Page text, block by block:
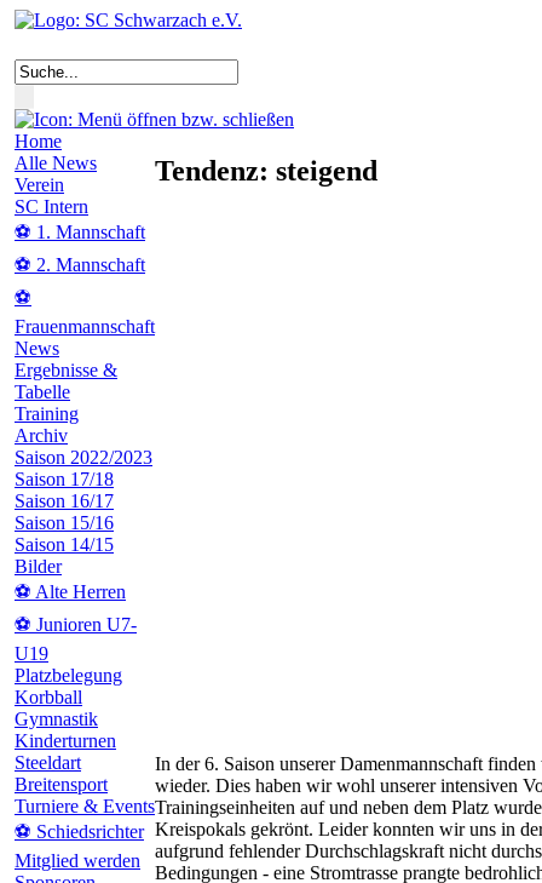
Home
Alle News
Verein
SC Intern
⚽ 1. Mannschaft
⚽ 2. Mannschaft
⚽
Frauenmannschaft
News
Ergebnisse &
Tabelle
Training
Archiv
Saison 2022/2023
Saison 17/18
Saison 16/17
Saison 15/16
Saison 14/15
Bilder
⚽ Alte Herren
⚽ Junioren U7-
U19
Platzbelegung
Korbball
Gymnastik
Kinderturnen
Steeldart
Breitensport
Turniere & Events
⚽ Schiedsrichter
Mitglied werden
Tendenz: steigend
In der 6. Saison unserer Damenmannschaft
wieder. Dies haben wir wohl unserer intensiven
Trainingseinheiten auf und neben dem Platz
Kreispokals gekrönt. Leider konnten wir uns in
aufgrund fehlender Durchschlagskraft nicht
Bedingungen - eine Stromtrasse prangte